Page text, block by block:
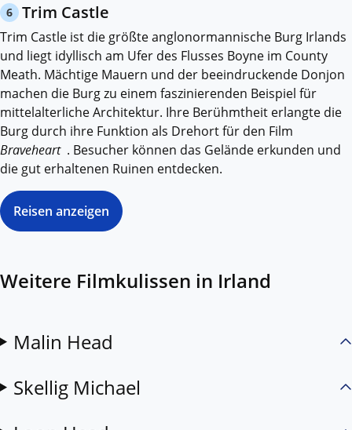
6 Trim Castle
Trim Castle ist die größte anglonormannische Burg Irlands
und liegt idyllisch am Ufer des Flusses Boyne im County
Meath. Mächtige Mauern und der beeindruckende Donjon
machen die Burg zu einem faszinierenden Beispiel für
mittelalterliche Architektur. Ihre Berühmtheit erlangte die
Burg durch ihre Funktion als Drehort für den Film
Braveheart . Besucher können das Gelände erkunden und
die gut erhaltenen Ruinen entdecken.
Reisen anzeigen
Weitere Filmkulissen in Irland
Malin Head
Skellig Michael